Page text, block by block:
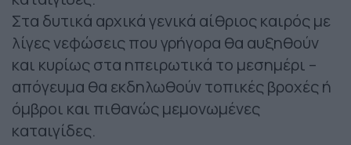
Στα δυτικά αρχικά γενικά αίθριος καιρός με
λίγες νεφώσεις που γρήγορα θα αυξηθούν
και κυρίως στα ηπειρωτικά το μεσημέρι –
απόγευμα θα εκδηλωθούν τοπικές βροχές ή
όμβροι και πιθανώς μεμονωμένες
καταιγίδες.